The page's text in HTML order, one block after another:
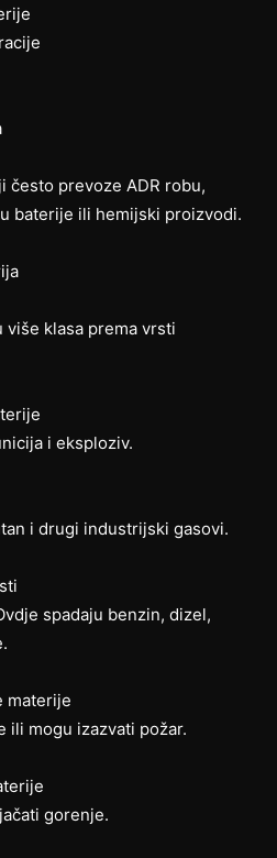
često prevoze ADR robu,
baterije ili hemijski proizvodi.
više klasa prema vrsti
i eksploziv.
i drugi industrijski gasovi.
spadaju benzin, dizel,
materije
ili mogu izazvati požar.
gorenje.